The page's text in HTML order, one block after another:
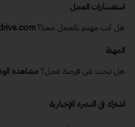
استفسارات العمل
هل أنت مهتم بالعمل معنا؟
المهنة
هل تبحث عن فرصة عمل؟ مشاهدة
اشترك في النشرة الإخبارية